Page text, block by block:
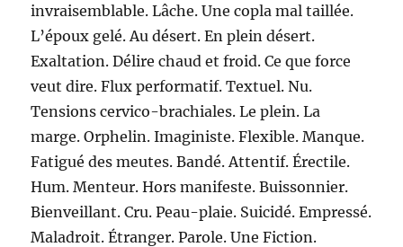
invraisemblable. Lâche. Une copla mal taillée.
L’époux gelé. Au désert. En plein désert.
Exaltation. Délire chaud et froid. Ce que force
veut dire. Flux performatif. Textuel. Nu.
Tensions cervico-brachiales. Le plein. La
marge. Orphelin. Imaginiste. Flexible. Manque.
Fatigué des meutes. Bandé. Attentif. Érectile.
Hum. Menteur. Hors manifeste. Buissonnier.
Bienveillant. Cru. Peau-plaie. Suicidé. Empressé.
Maladroit. Étranger. Parole. Une Fiction.